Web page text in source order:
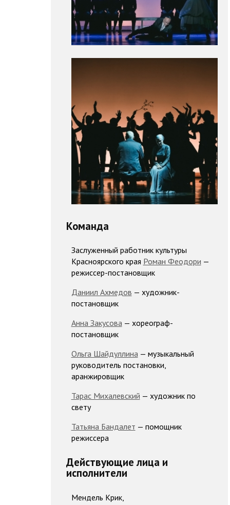
Команда
Заслуженный работник культуры
Красноярского края Роман Феодори —
режиссер-постановщик
Даниил Ахмедов — художник-
постановщик
Анна Закусова— хореограф-
постановщик
Ольга Шайдуллина— музыкальный
руководитель постановки,
аранжировщик
Тарас Михалевский — художник по
свету
Татьяна Бандалет — помощник
режиссера
Действующие лица и
исполнители
Мендель Крик,